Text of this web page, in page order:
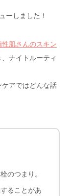
ーしました！
肌さんのスキン
ナイトルーティ
アではどんな話
のつまり。
ることがあ